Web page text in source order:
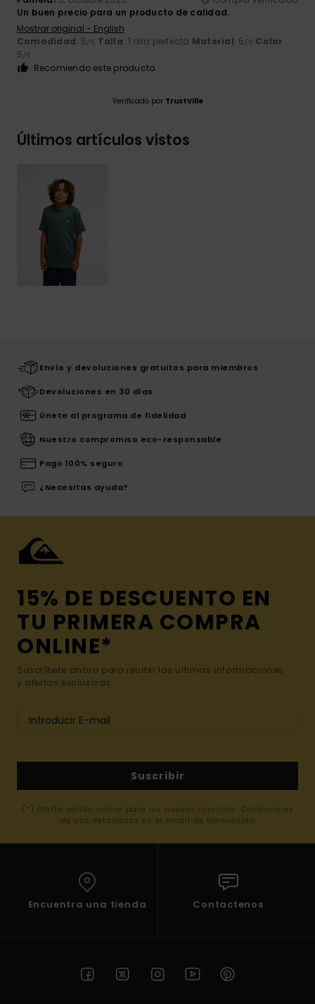
Un buen precio para un producto de calidad.
Mostrar original - English
Comodidad: 5/5 Talla: Talla perfecta Material: 5 /5 Color:
5/5
Recomiendo este producto
Verificado por TrustVille
Últimos artículos vistos
Envío y devoluciones gratuitos para miembros
Devoluciones en 30 días
Únete al programa de fidelidad
Nuestro compromiso eco-responsable
Pago 100% seguro
¿Necesitas ayuda?
15% DE DESCUENTO EN
TU PRIMERA COMPRA
ONLINE*
Suscríbete ahora para recibir las ultimas informaciones
y ofertas exclusivas.
Suscribir
(*) Oferta valida online para los nuevos inscritos. Condiciones
de uso detalladas en el email de bienvenida
Encuentra una tienda Contactenos